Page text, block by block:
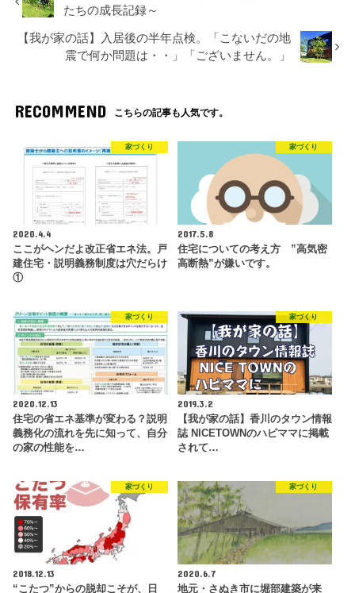
たちの成長記録～
【我が家の話】入居後の半年点検。「こないだの地
震で何か問題は・・」「ございません。」
RECOMMEND こちらの記事も人気です。
家づくり
2020.4.4
ここがヘンだよ改正省エネ法。戸
建住宅・説明義務制度は穴だらけ
①
家づくり
2017.5.8
住宅についての考え方 ”高気密
高断熱”が嫌いです。
家づくり
2020.12.13
住宅の省エネ基準が変わる？説明
義務化の流れを先に知って、自分
の家の性能を…
家づくり
2019.3.2
【我が家の話】香川のタウン情報
誌 NICETOWNのハピママに掲載
されて…
家づくり
2018.12.13
“こたつ”からの脱却こそが、日
家づくり
2020.6.7
地元・さぬき市に堀部建築が来